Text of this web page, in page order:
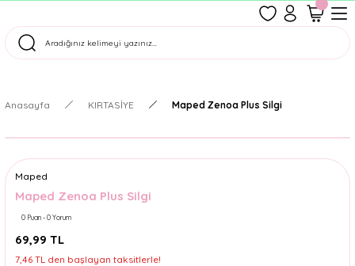
Tüm Siparişler Aynı Gün Kargoda!
Anasayfa KIRTASİYE Maped Zenoa Plus Silgi
Maped
Maped Zenoa Plus Silgi
0 Puan - 0 Yorum
69,99 TL
7,46 TL den başlayan taksitlerle!